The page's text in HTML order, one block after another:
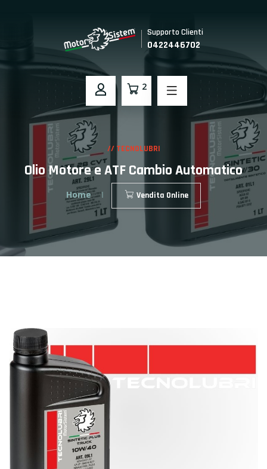
Supporto Clienti
0422446702
2
// TECNOLUBRI
Olio Motore e ATF Cambio Automatico
Home Vendita Online